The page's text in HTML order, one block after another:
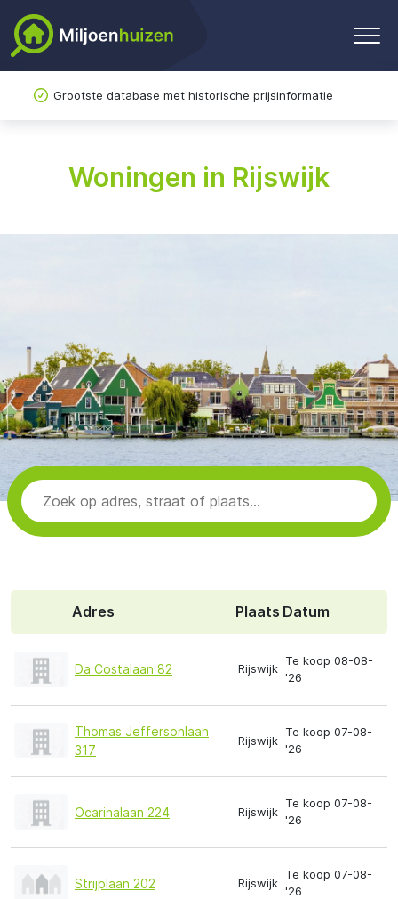
Grootste database met historische prijsinformatie
Woningen in Rijswijk
Adres Plaats Datum
Da Costalaan 82 Rijswijk
Te koop 08-08-
'26
Thomas Jeffersonlaan
317
Rijswijk
Te koop 07-08-
'26
Ocarinalaan 224 Rijswijk
Te koop 07-08-
'26
Strijplaan 202 Rijswijk
Te koop 07-08-
'26